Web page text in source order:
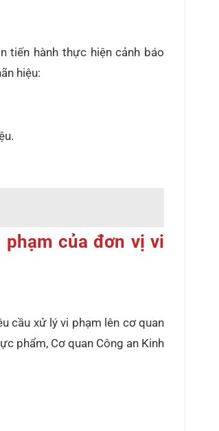
tiến hành thực hiện cảnh báo
hiệu:
của đơn vị vi
cầu xử lý vi phạm lên cơ quan
phẩm, Cơ quan Công an Kinh